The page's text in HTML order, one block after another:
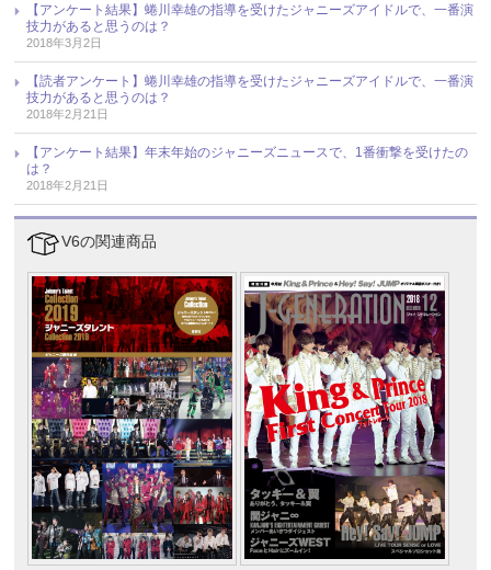
【アンケート結果】蜷川幸雄の指導を受けたジャニーズアイドルで、一番演
技力があると思うのは？
2018年3月2日
【読者アンケート】蜷川幸雄の指導を受けたジャニーズアイドルで、一番演
技力があると思うのは？
2018年2月21日
【アンケート結果】年末年始のジャニーズニュースで、1番衝撃を受けたの
は？
2018年2月21日
V6の関連商品